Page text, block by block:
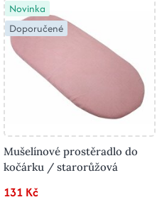
Novinka
Doporučené
Mušelínové prostěradlo do
kočárku / starorůžová
131 Kč